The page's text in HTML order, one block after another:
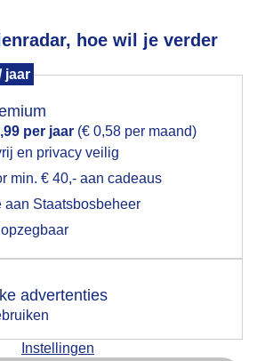
hoe wil je verder
jaar
per jaar (€ 0,58 per maand)
en privacy veilig
min. € 40,- aan cadeaus
aan Staatsbosbeheer
advertenties
Instellingen
regenwater
locatie gebruiken voor het
geen akkoord op hebt gegeven,
pop-up uit je browser waarin
toon de popup
misschien later